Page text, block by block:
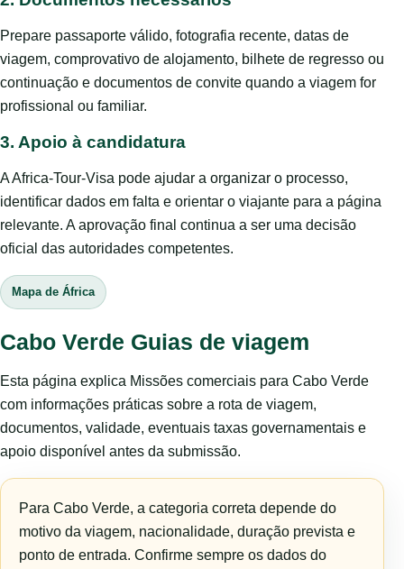
Prepare passaporte válido, fotografia recente, datas de
viagem, comprovativo de alojamento, bilhete de regresso ou
continuação e documentos de convite quando a viagem for
profissional ou familiar.
3. Apoio à candidatura
A Africa-Tour-Visa pode ajudar a organizar o processo,
identificar dados em falta e orientar o viajante para a página
relevante. A aprovação final continua a ser uma decisão
oficial das autoridades competentes.
Mapa de África
Cabo Verde Guias de viagem
Esta página explica Missões comerciais para Cabo Verde
com informações práticas sobre a rota de viagem,
documentos, validade, eventuais taxas governamentais e
apoio disponível antes da submissão.
Para Cabo Verde, a categoria correta depende do
motivo da viagem, nacionalidade, duração prevista e
ponto de entrada. Confirme sempre os dados do